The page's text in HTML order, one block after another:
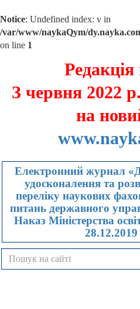
Notice: Undefined index: v in
/var/www/naykaQym/
on line 1
З червня 2022
на
Електронний журнал
удосконалення та
переліку наукових
питань державного
Наказ Міністерства